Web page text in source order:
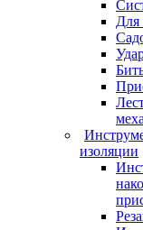
Для
изоляции